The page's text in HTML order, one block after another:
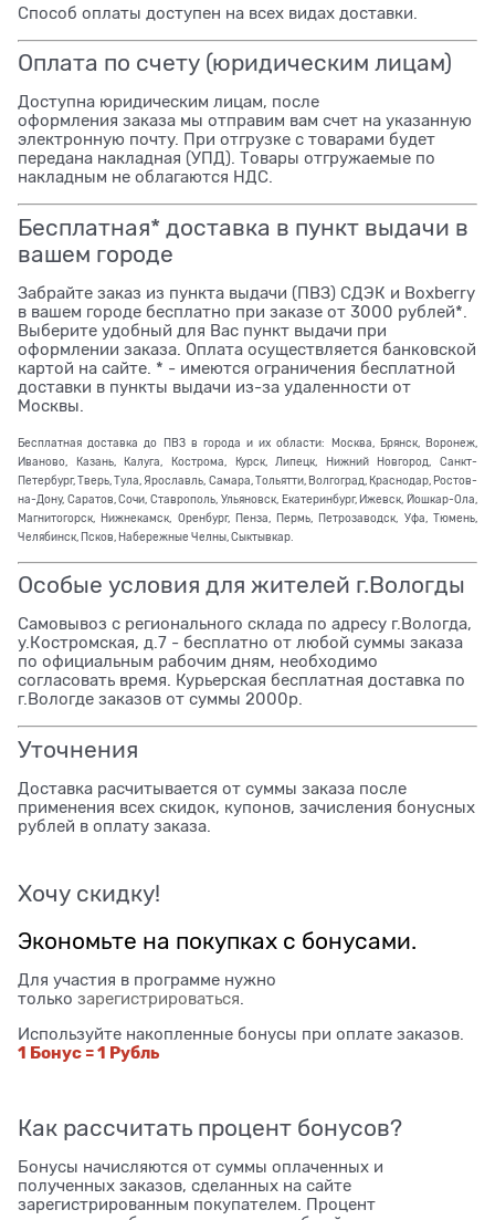
Способ оплаты доступен на всех видах доставки.
Оплата по счету (юридическим лицам)
Доступна юридическим лицам, после
оформления заказа мы отправим вам счет на указанную
электронную почту. При отгрузке с товарами будет
передана накладная (УПД). Товары отгружаемые по
накладным не облагаются НДС.
Бесплатная* доставка в пункт выдачи в
вашем городе
Забрайте заказ из пункта выдачи (ПВЗ) СДЭК и Boxberry
в вашем городе бесплатно при заказе от 3000 рублей*.
Выберите удобный для Вас пункт выдачи при
оформлении заказа. Оплата осуществляется банковской
картой на сайте. * - имеются ограничения бесплатной
доставки в пункты выдачи из-за удаленности от
Москвы.
Бесплатная доставка до ПВЗ в города и их области: Москва, Брянск, Воронеж,
Иваново, Казань, Калуга, Кострома, Курск, Липецк, Нижний Новгород, Санкт-
Петербург, Тверь, Тула, Ярославль, Самара, Тольятти, Волгоград, Краснодар, Ростов-
на-Дону, Саратов, Сочи, Ставрополь, Ульяновск, Екатеринбург, Ижевск, Йошкар-Ола,
Магнитогорск, Нижнекамск, Оренбург, Пенза, Пермь, Петрозаводск, Уфа, Тюмень,
Челябинск, Псков, Набережные Челны, Сыктывкар.
Особые условия для жителей г.Вологды
Самовывоз с регионального склада по адресу г.Вологда,
у.Костромская, д.7 - бесплатно от любой суммы заказа
по официальным рабочим дням, необходимо
согласовать время. Курьерская бесплатная доставка по
г.Вологде заказов от суммы 2000р.
Уточнения
Доставка расчитывается от суммы заказа после
применения всех скидок, купонов, зачисления бонусных
рублей в оплату заказа.
Хочу скидку!
Экономьте на покупках с бонусами.
Для участия в программе нужно
только зарегистрироваться
Используйте накопленные бонусы при оплате заказов.
1 Бонус = 1 Рубль
Как рассчитать процент бонусов?
Бонусы начисляются от суммы оплаченных и
полученных заказов, сделанных на сайте
зарегистрированным покупателем. Процент